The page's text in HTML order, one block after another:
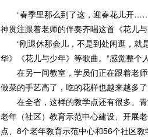
“春季里那么到了这，迎春花儿开……”
神贯注跟着老师的伴奏齐唱这首《花儿与
“刚退休那会儿，不是到处闲逛，就
华》《花儿与少年》等歌曲。“感觉整个
在另一间教室，学员们正在跟着老师
做菜的手艺高了，吃的花样也越来越多
在全省，这样的教学点还有很多。青
老年（社区）教育示范中心建设、开展
点、8个老年教育示范中心和56个社区